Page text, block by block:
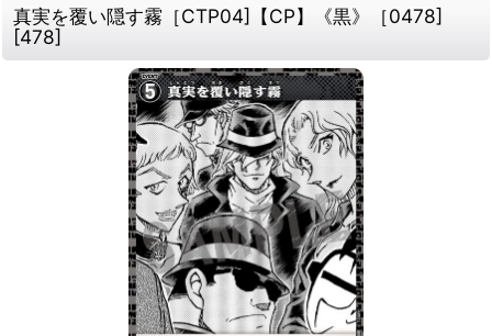
真実を覆い隠す霧［CTP04]【CP】《黒》［0478]
[478]